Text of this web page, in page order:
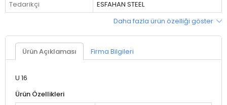
Tedarikçi
ESFAHAN STEEL
Daha fazla ürün özelliği göster
Ürün Açıklaması Firma Bilgileri
U 16
Ürün Özellikleri